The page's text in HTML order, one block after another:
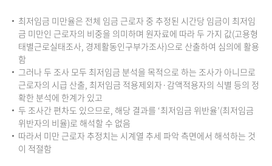
최저임금 미만율은 전체 임금 근로자 중 추정된 시간당 임금이 최저임
금 미만인 근로자의 비중을 의미하며 원자료에 따라 두 가지 값(고용형
태별근로실태조사, 경제활동인구부가조사)으로 산출하여 심의에 활용
함
그러나 두 조사 모두 최저임금 분석을 목적으로 하는 조사가 아니므로
근로자의 시급 산출, 최저임금 적용제외자·감액적용자의 식별 등의 정
확한 분석에 한계가 있고
두 조사간 편차도 있으므로, 해당 결과를 ‘최저임금 위반율’(최저임금
위반자의 비율)로 해석할 수 없음
따라서 미만 근로자 추정치는 시계열 추세 파악 측면에서 해석하는 것
이 적절함